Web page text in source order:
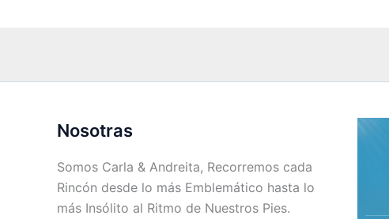
Nosotras
Somos Carla & Andreita, Recorremos cada
Rincón desde lo más Emblemático hasta lo
más Insólito al Ritmo de Nuestros Pies.